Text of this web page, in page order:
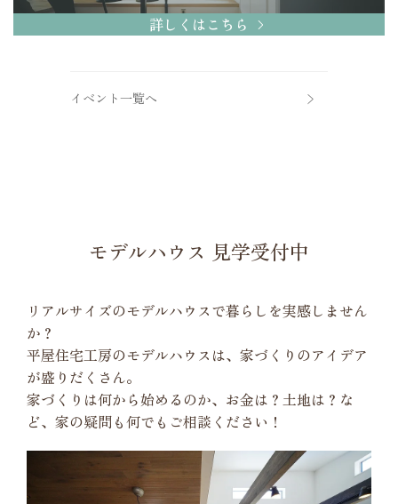
詳しくはこちら
イベント一覧へ
モデルハウス 見学受付中
リアルサイズのモデルハウスで暮らしを実感しません
か？
平屋住宅工房のモデルハウスは、家づくりのアイデア
が盛りだくさん。
家づくりは何から始めるのか、お金は？土地は？な
ど、家の疑問も何でもご相談ください！